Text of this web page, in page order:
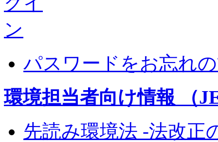
パスワードをお忘れ
環境担当者向け情報 （
先読み環境法 -法改正